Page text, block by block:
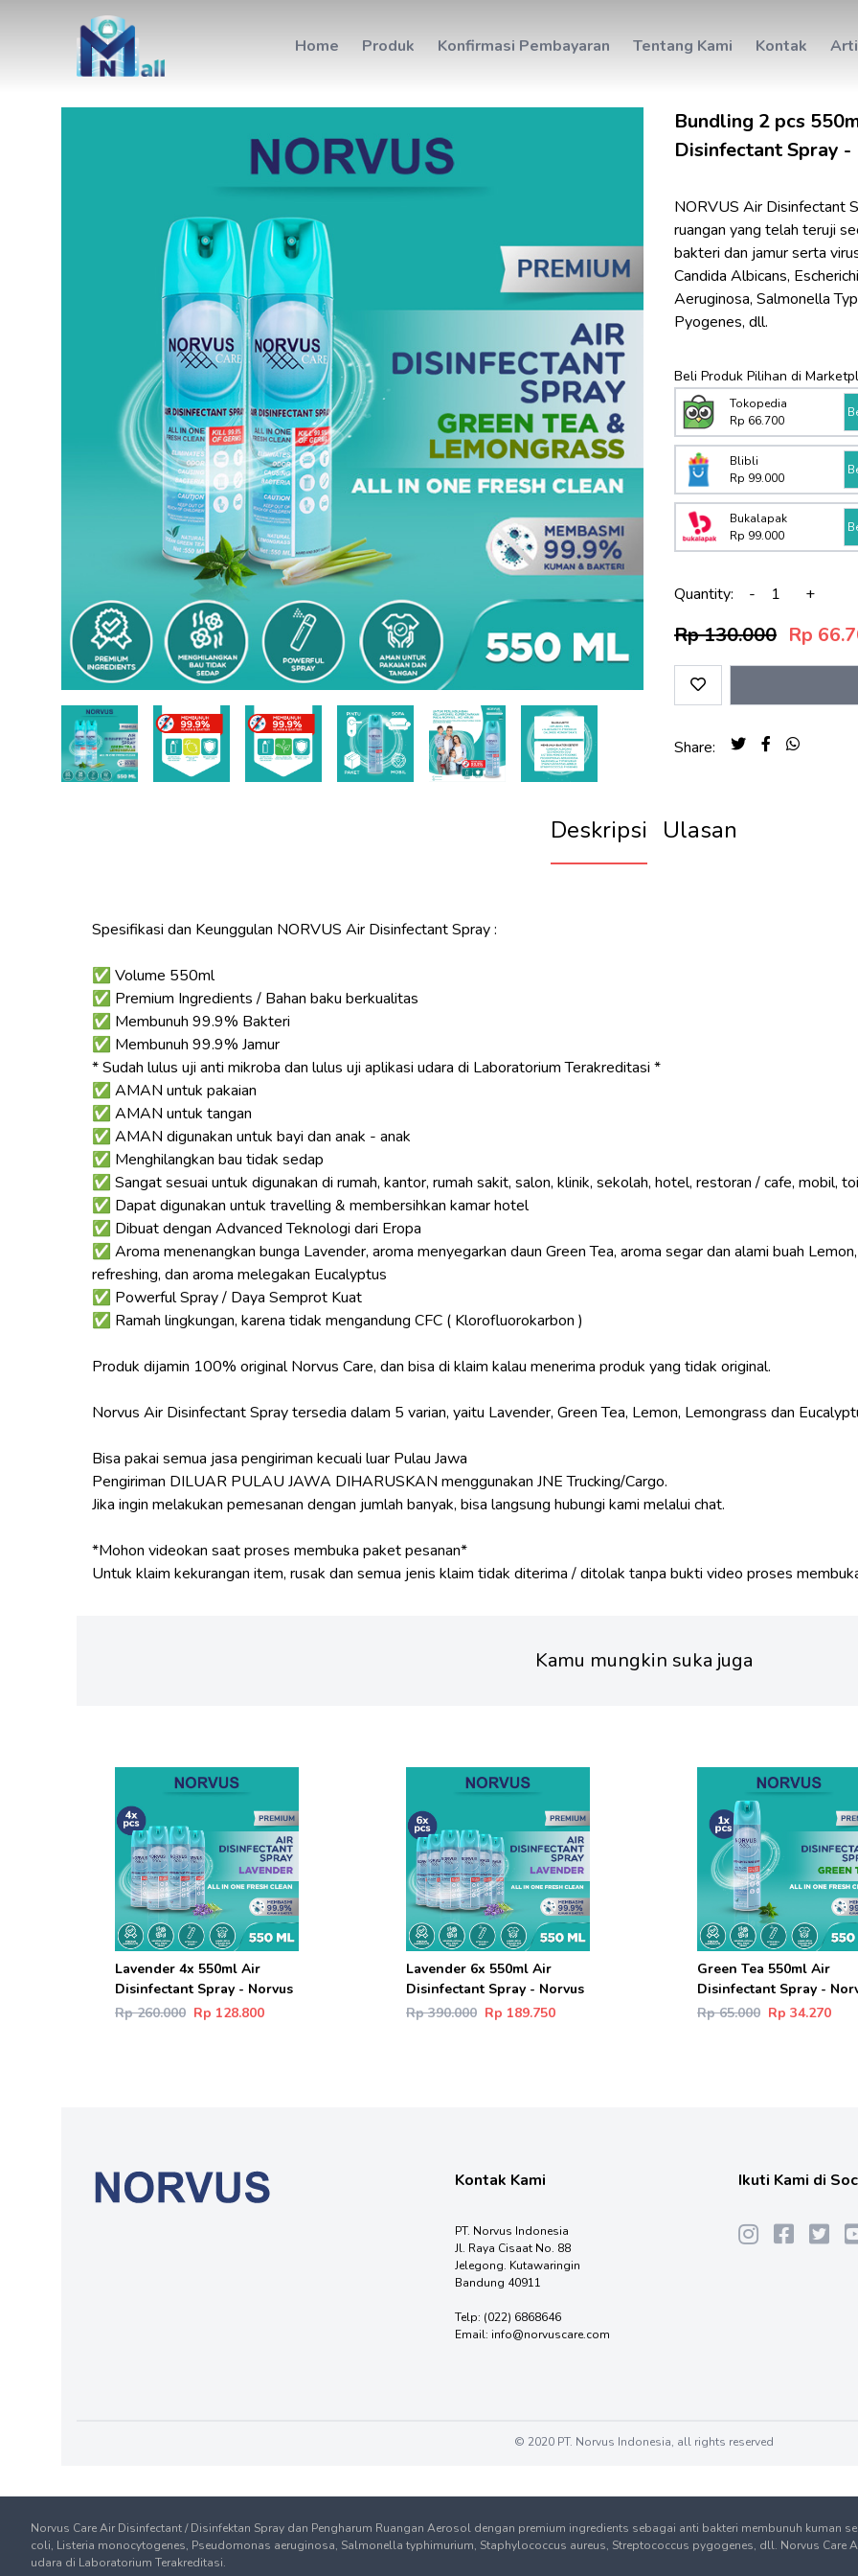
Home Produk Konfirmasi Pembayaran Tentang Kami Kontak
Bundling 2 pcs
Disinfectant Spray
NORVUS Air Disinfectant
ruangan yang telah teruji
bakteri dan jamur serta
Candida Albicans,
Aeruginosa, Salmonella
Pyogenes, dll.
Beli Produk Pilihan di
Tokopedia
Rp 66.700
Blibli
Rp 99.000
Bukalapak
Rp 99.000
Quantity: - +
Rp 130.000 Rp
Share:
Deskripsi Ulasan
Spesifikasi dan Keunggulan NORVUS Air Disinfectant Spray :
✅ Volume 550ml
✅ Premium Ingredients / Bahan baku berkualitas
✅ Membunuh 99.9% Bakteri
✅ Membunuh 99.9% Jamur
* Sudah lulus uji anti mikroba dan lulus uji aplikasi udara di Laboratorium Terakreditasi *
✅ AMAN untuk pakaian
✅ AMAN untuk tangan
✅ AMAN digunakan untuk bayi dan anak - anak
✅ Menghilangkan bau tidak sedap
✅ Sangat sesuai untuk digunakan di rumah, kantor, rumah sakit, salon, klinik, sekolah, hotel, restoran / cafe, mobil,
✅ Dapat digunakan untuk travelling & membersihkan kamar hotel
✅ Dibuat dengan Advanced Teknologi dari Eropa
✅ Aroma menenangkan bunga Lavender, aroma menyegarkan daun Green Tea, aroma segar dan alami buah
refreshing, dan aroma melegakan Eucalyptus
✅ Powerful Spray / Daya Semprot Kuat
✅ Ramah lingkungan, karena tidak mengandung CFC ( Klorofluorokarbon )
Produk dijamin 100% original Norvus Care, dan bisa di klaim kalau menerima produk yang tidak original.
Norvus Air Disinfectant Spray tersedia dalam 5 varian, yaitu Lavender, Green Tea, Lemon, Lemongrass dan
Bisa pakai semua jasa pengiriman kecuali luar Pulau Jawa
Pengiriman DILUAR PULAU JAWA DIHARUSKAN menggunakan JNE Trucking/Cargo.
Jika ingin melakukan pemesanan dengan jumlah banyak, bisa langsung hubungi kami melalui chat.
*Mohon videokan saat proses membuka paket pesanan*
Kamu mungkin suka juga
Lavender 4x 550ml Air
Disinfectant Spray - Norvus
Rp 260.000 Rp 128.800
Lavender 6x 550ml Air
Disinfectant Spray - Norvus
Rp 390.000 Rp 189.750
Green Tea 550ml Air
Disinfectant Spray -
Rp 65.000 Rp 34.270
Kontak Kami
PT. Norvus Indonesia
Jl. Raya Cisaat No. 88
Jelegong. Kutawaringin
Bandung 40911
Telp: (022) 6868646
Email: info@norvuscare.com
Ikuti Kami di
© 2020 PT. Norvus Indonesia, all rights reserved
Norvus Care Air Disinfectant / Disinfektan Spray dan Pengharum Ruangan Aerosol dengan premium ingredients sebagai anti bakteri membunuh kuman
coli, Listeria monocytogenes, Pseudomonas aeruginosa, Salmonella typhimurium, Staphylococcus aureus, Streptococcus pygogenes, dll. Norvus
udara di Laboratorium Terakreditasi.